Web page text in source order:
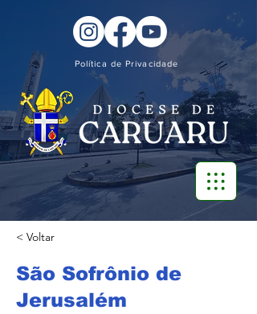
Política de Privacidade
< Voltar
São Sofrônio de
Jerusalém